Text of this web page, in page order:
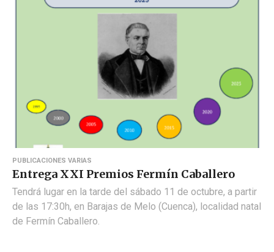
PUBLICACIONES VARIAS
Entrega XXI Premios Fermín Caballero
Tendrá lugar en la tarde del sábado 11 de octubre, a partir
de las 17:30h, en Barajas de Melo (Cuenca), localidad natal
de Fermín Caballero.